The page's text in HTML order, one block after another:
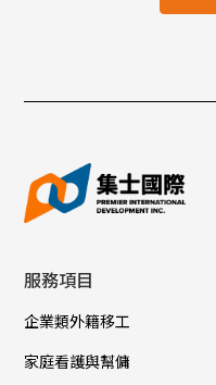
服務項目
企業類外籍移工
家庭看護與幫傭